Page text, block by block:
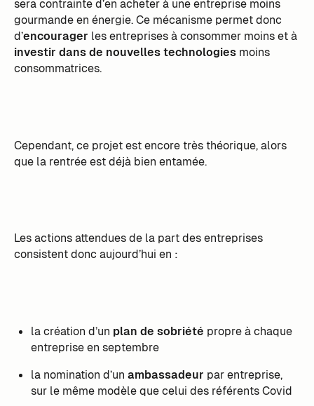
sera contrainte d’en acheter à une entreprise moins
gourmande en énergie. Ce mécanisme permet donc
d’encourager les entreprises à consommer moins et à
investir dans de nouvelles technologiesmoins
consommatrices.
Cependant, ce projet est encore très théorique, alors
que la rentrée est déjà bien entamée.
Les actions attendues de la part des entreprises
consistent donc aujourd’hui en :
la création d’un plan de sobriété propre à chaque
entreprise en septembre
la nomination d’un ambassadeur par entreprise,
sur le même modèle que celui des référents Covid